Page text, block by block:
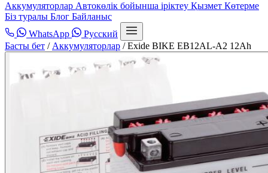
Аккумуляторлар Автокөлік бойынша іріктеу Қызмет Көтерме
Біз туралы Блог Байланыс
WhatsApp
Русский
Басты бет / Аккумуляторлар / Exide BIKE EB12AL-A2 12Ah